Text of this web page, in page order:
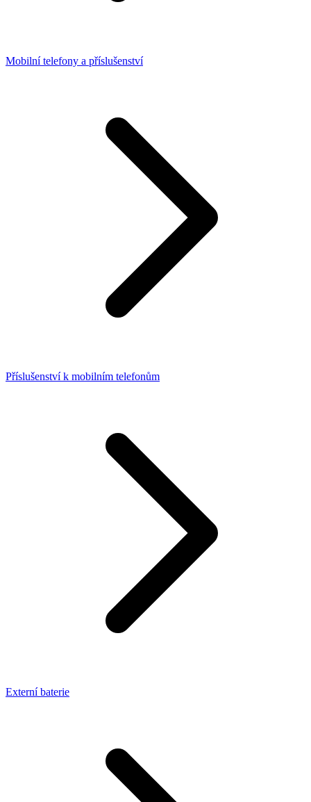
Mobilní telefony a příslušenství
Příslušenství k mobilním telefonům
Externí baterie